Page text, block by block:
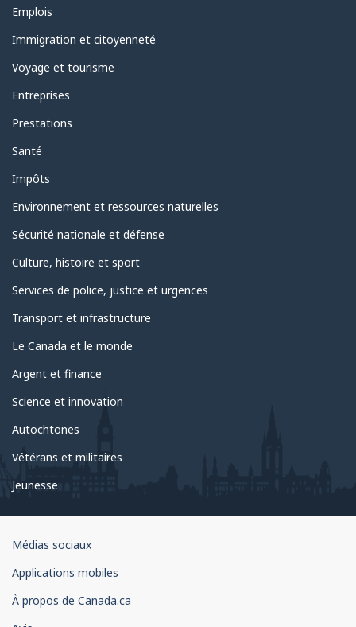
Thèmes
sujets
Emplois
Immigration et citoyenneté
Voyage et tourisme
Entreprises
Prestations
Santé
Impôts
Environnement et ressources naturelles
Sécurité nationale et défense
Culture, histoire et sport
Services de police, justice et urgences
Transport et infrastructure
Le Canada et le monde
Argent et finance
Science et innovation
Autochtones
Vétérans et militaires
Jeunesse
Organisation
gouvernement
du
Canada
Médias sociaux
Applications mobiles
À propos de Canada.ca